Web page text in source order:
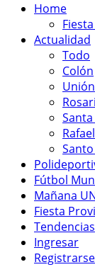
Home
Actualidad
Todo
Colón
Unión
Santa
Fútbol
Mañana
Fiesta
Tendencias
Ingresar
Registrarse